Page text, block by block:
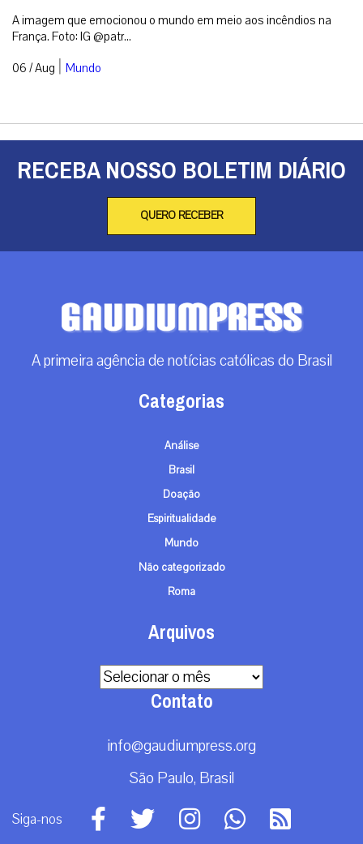
A imagem que emocionou o mundo em meio aos incêndios na
França. Foto: IG @patr...
06 / Aug | Mundo
RECEBA NOSSO BOLETIM DIÁRIO
QUERO RECEBER
A primeira agência de notícias católicas do Brasil
Categorias
Análise
Brasil
Doação
Espiritualidade
Mundo
Não categorizado
Roma
Arquivos
Arquivos
Contato
info@gaudiumpress.org
São Paulo, Brasil
Siga-nos